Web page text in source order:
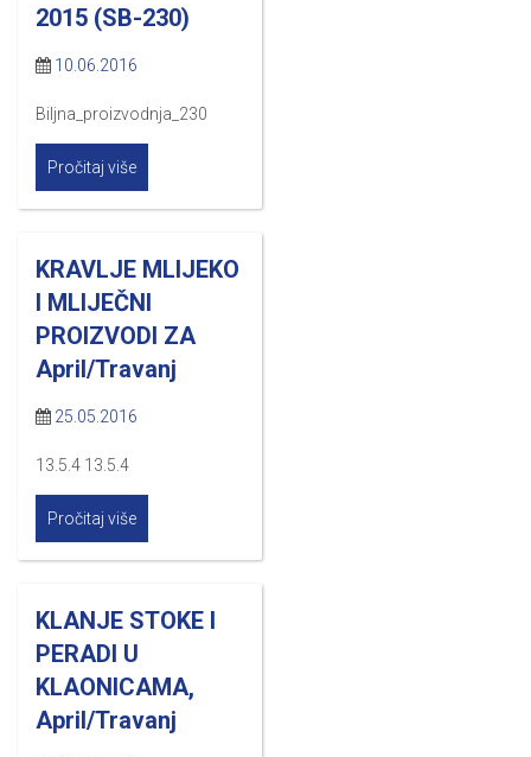
2015 (SB-230)
10.06.2016
Biljna_proizvodnja_230
Pročitaj više
KRAVLJE MLIJEKO
I MLIJEČNI
PROIZVODI ZA
April/Travanj
25.05.2016
13.5.4 13.5.4
Pročitaj više
KLANJE STOKE I
PERADI U
KLAONICAMA,
April/Travanj